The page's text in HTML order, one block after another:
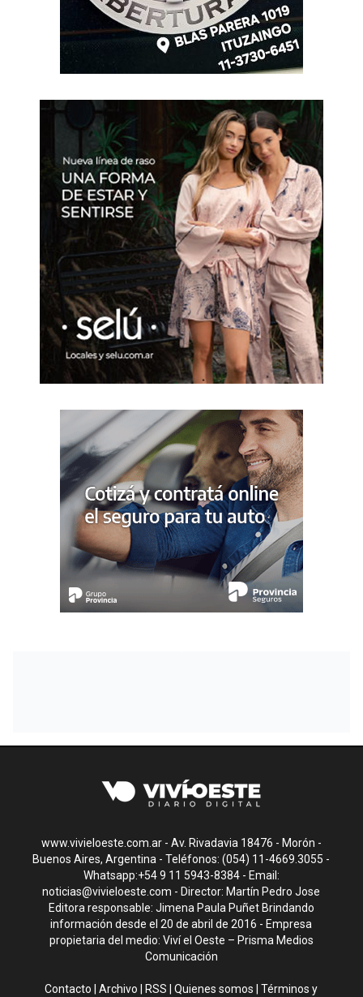
www.vivieloeste.com.ar - Av. Rivadavia 18476 - Morón -
Buenos Aires, Argentina - Teléfonos: (054) 11-4669.3055 -
Whatsapp:+54 9 11 5943-8384 - Email:
noticias@vivieloeste.com - Director: Martín Pedro Jose
Editora responsable: Jimena Paula Puñet Brindando
información desde el 20 de abril de 2016 - Empresa
propietaria del medio: Viví el Oeste – Prisma Medios
Comunicación
Contacto |Archivo RSS |Quienes somos |Términos y